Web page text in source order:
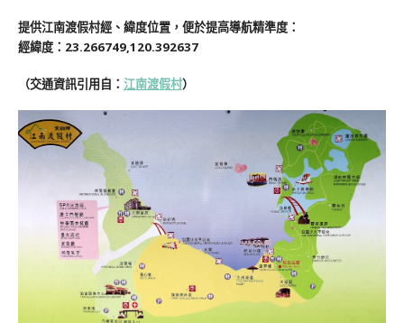
提供江南渡假村經、緯度位置，便於提高導航精準度：
經緯度：23.266749,120.392637
（交通資訊引用自： 江南渡假村）